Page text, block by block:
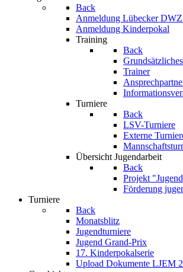
Back
Anmeldung Lübecker DWZ
Anmeldung Kinderpokal
Training
Back
Trainer
Turniere
Back
LSV-Turniere
Externe
Übersicht Jugendarbeit
Back
Projekt
Förderung
Turniere
Back
Monatsblitz
Jugendturniere
Jugend Grand-Prix
17. Kinderpokalserie
Upload Dokumente LJEM